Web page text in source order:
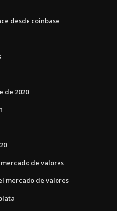
desde coinbase
de 2020
de valores
mercado de valores